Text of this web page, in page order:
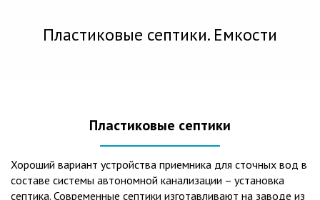
Пластиковые септики. Емкости
Пластиковые септики
Хороший вариант устройства приемника для сточных вод в
составе системы автономной канализации – установка
септика. Современные септики изготавливают на заводе из